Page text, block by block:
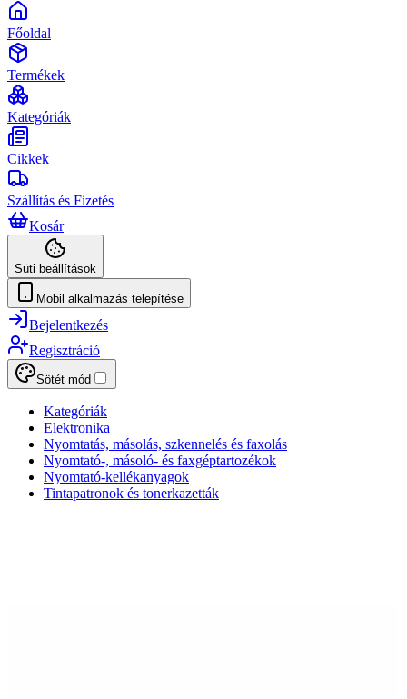
Főoldal
Termékek
Kategóriák
Cikkek
Szállítás és Fizetés
Kosár
Süti beállítások
Mobil alkalmazás telepítése
Bejelentkezés
Regisztráció
Sötét mód
Kategóriák
Elektronika
Nyomtatás, másolás, szkennelés és faxolás
Nyomtató-, másoló- és faxgéptartozékok
Nyomtató-kellékanyagok
Tintapatronok és tonerkazetták